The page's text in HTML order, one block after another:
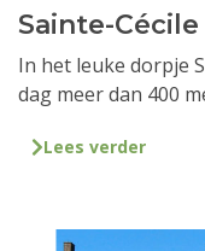
Sainte-Cécile
In het leuke dorpje
dag meer dan 400
Lees verder